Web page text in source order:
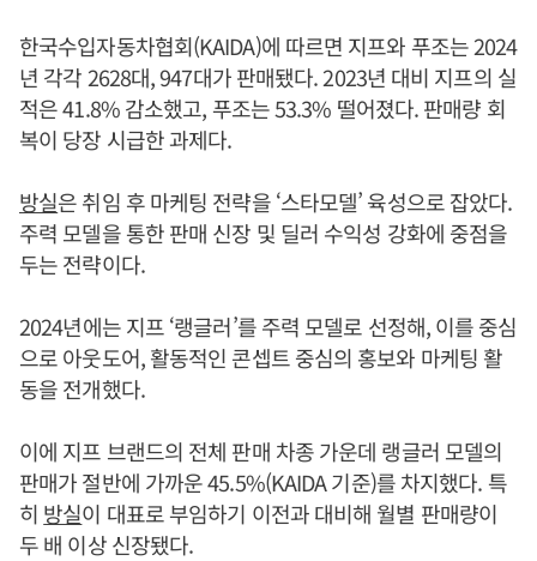
한국수입자동차협회(KAIDA)에 따르면 지프와 푸조는 2024
년 각각 2628대, 947대가 판매됐다. 2023년 대비 지프의 실
적은 41.8% 감소했고, 푸조는 53.3% 떨어졌다. 판매량 회
복이 당장 시급한 과제다.
방실은 취임 후 마케팅 전략을 ‘스타모델’ 육성으로 잡았다.
주력 모델을 통한 판매 신장 및 딜러 수익성 강화에 중점을
두는 전략이다.
2024년에는 지프 ‘랭글러’를 주력 모델로 선정해, 이를 중심
으로 아웃도어, 활동적인 콘셉트 중심의 홍보와 마케팅 활
동을 전개했다.
이에 지프 브랜드의 전체 판매 차종 가운데 랭글러 모델의
판매가 절반에 가까운 45.5%(KAIDA 기준)를 차지했다. 특
히 방실이 대표로 부임하기 이전과 대비해 월별 판매량이
두 배 이상 신장됐다.